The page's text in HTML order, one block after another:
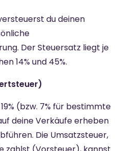
du deinen
Der Steuersatz liegt je
14% und 45%.
(bzw. 7% für bestimmte
deine Verkäufe erheben
Die Umsatzsteuer,